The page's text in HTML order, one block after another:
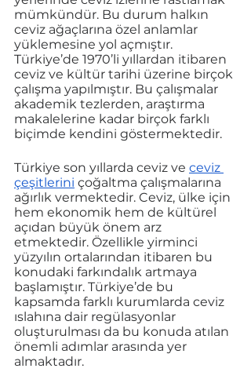
mümkündür. Bu durum halkın
ceviz ağaçlarına özel anlamlar
yüklemesine yol açmıştır.
Türkiye’de 1970’li yıllardan itibaren
ceviz ve kültür tarihi üzerine birçok
çalışma yapılmıştır. Bu çalışmalar
akademik tezlerden, araştırma
makalelerine kadar birçok farklı
biçimde kendini göstermektedir.
Türkiye son yıllarda ceviz ve ceviz
çeşitlerini çoğaltma çalışmalarına
ağırlık vermektedir. Ceviz, ülke için
hem ekonomik hem de kültürel
açıdan büyük önem arz
etmektedir. Özellikle yirminci
yüzyılın ortalarından itibaren bu
konudaki farkındalık artmaya
başlamıştır. Türkiye’de bu
kapsamda farklı kurumlarda ceviz
ıslahına dair regülasyonlar
oluşturulması da bu konuda atılan
önemli adımlar arasında yer
almaktadır.